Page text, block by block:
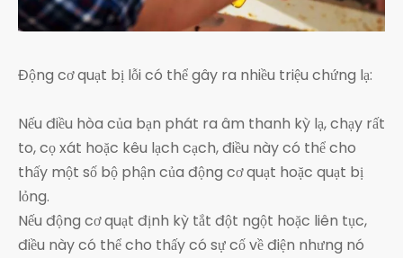
Động cơ quạt bị lỗi có thể gây ra nhiều triệu chứng lạ:
Nếu điều hòa của bạn phát ra âm thanh kỳ lạ, chạy rất
to, cọ xát hoặc kêu lạch cạch, điều này có thể cho
thấy một số bộ phận của động cơ quạt hoặc quạt bị
lỏng.
Nếu động cơ quạt định kỳ tắt đột ngột hoặc liên tục,
điều này có thể cho thấy có sự cố về điện nhưng nó